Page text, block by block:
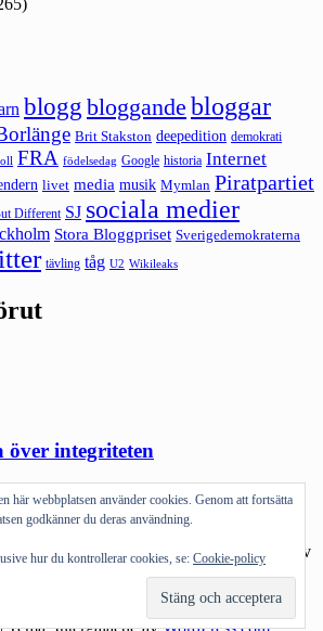
blogg bloggande bloggar
Brit Stakston deepedition demokrati
FRA födelsedag Google historia Internet
livet media musik Mymlan Piratpartiet
Different SJ sociala medier
Stora Bloggpriset Sverigedemokraterna
tävling tåg U2 Wikileaks
integriteten
@svtnyheter blivit så bra på är idag
på en skola höjer betyget hos en elev mot
Artikeln är välskriven och fylld av
om en rektor som inte riktigt klarat av
föräldrar. Mikael […]
|Tema: Intergalactic avWordPress.com.
här webbplatsen använder cookies. Genom att fortsätta
godkänner du deras användning.
hur du kontrollerar cookies, se: Cookie-policy